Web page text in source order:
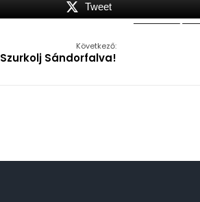
Tweet
Következő:
Szurkolj Sándorfalva!